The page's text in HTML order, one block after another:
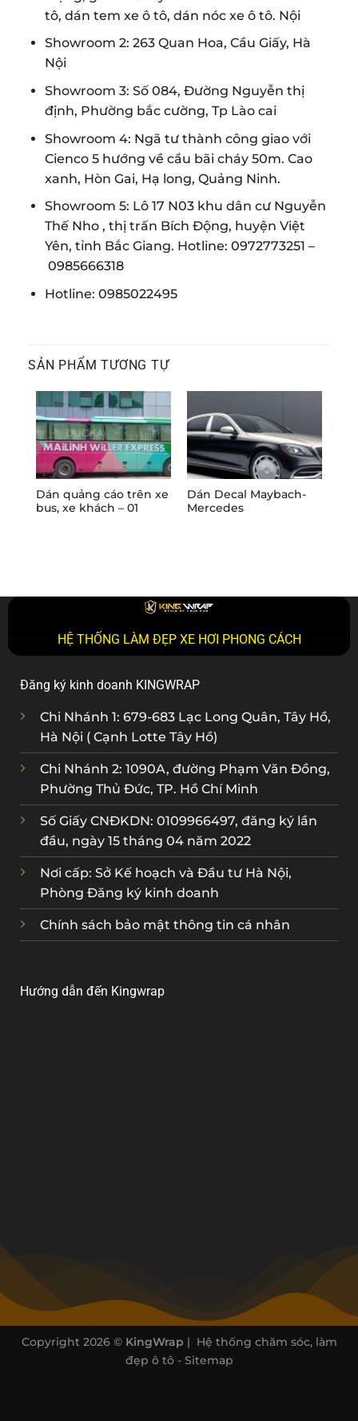
tô, dán tem xe ô tô, dán nóc xe ô tô. Nội
Showroom 2: 263 Quan Hoa, Cầu Giấy, Hà
Nội
Showroom 3: Số 084, Đường Nguyễn thị
định, Phường bắc cường, Tp Lào cai
Showroom 4: Ngã tư thành công giao với
Cienco 5 hướng về cầu bãi cháy 50m. Cao
xanh, Hòn Gai, Hạ long, Quảng Ninh.
Showroom 5: Lô 17 N03 khu dân cư Nguyễn
Thế Nho , thị trấn Bích Động, huyện Việt
Yên, tỉnh Bắc Giang. Hotline: 0972773251 –
0985666318
Hotline: 0985022495
SẢN PHẨM TƯƠNG TỰ
Dán quảng cáo trên xe
bus, xe khách – 01
Dán Decal Maybach-
Mercedes
HỆ THỐNG LÀM ĐẸP XE HƠI PHONG CÁCH
Đăng ký kinh doanh KINGWRAP
Chi Nhánh 1: 679-683 Lạc Long Quân, Tây Hồ,
Hà Nội ( Cạnh Lotte Tây Hồ)
Chi Nhánh 2: 1090A, đường Phạm Văn Đồng,
Phường Thủ Đức, TP. Hồ Chí Minh
Số Giấy CNĐKDN: 0109966497, đăng ký lần
đầu, ngày 15 tháng 04 năm 2022
Nơi cấp: Sở Kế hoạch và Đầu tư Hà Nội,
Phòng Đăng ký kinh doanh
Chính sách bảo mật thông tin cá nhân
Hướng dẫn đến Kingwrap
Copyright 2026 © KingWrap | Hệ thống chăm sóc, làm
đẹp ô tô - Sitemap